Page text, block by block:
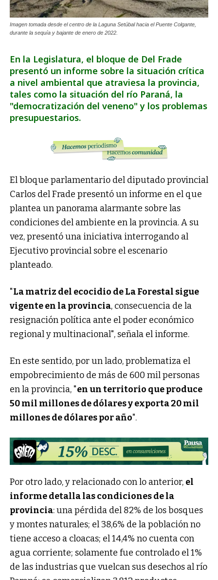
Imagen tomada desde el centro de la Laguna Setúbal hacia el Puente Colgante,
durante la sequía y bajante de enero de 2022.
En la Legislatura, el bloque de Del Frade
presentó un informe sobre la situación crítica
a nivel ambiental que atraviesa la provincia,
tales como la situación del río Paraná, la
"democratización del veneno" y los problemas
presupuestarios.
El bloque parlamentario del diputado provincial
Carlos del Frade presentó un informe en el que
plantea un panorama alarmante sobre las
condiciones del ambiente en la provincia. A su
vez, presentó una iniciativa interrogando al
Ejecutivo provincial sobre el escenario
planteado.
"La matriz del ecocidio de La Forestal sigue
vigente en la provincia, consecuencia de la
resignación política ante el poder económico
regional y multinacional", señala el informe.
En este sentido, por un lado, problematiza el
empobrecimiento de más de 600 mil personas
en la provincia, "en un territorio que produce
50 mil millones de dólares y exporta 20 mil
millones de dólares por año".
Por otro lado, y relacionado con lo anterior, el
informe detalla las condiciones de la
provincia: una pérdida del 82% de los bosques
y montes naturales; el 38,6% de la población no
tiene acceso a cloacas; el 14,4% no cuenta con
agua corriente; solamente fue controlado el 1%
de las industrias que vuelcan sus desechos al río